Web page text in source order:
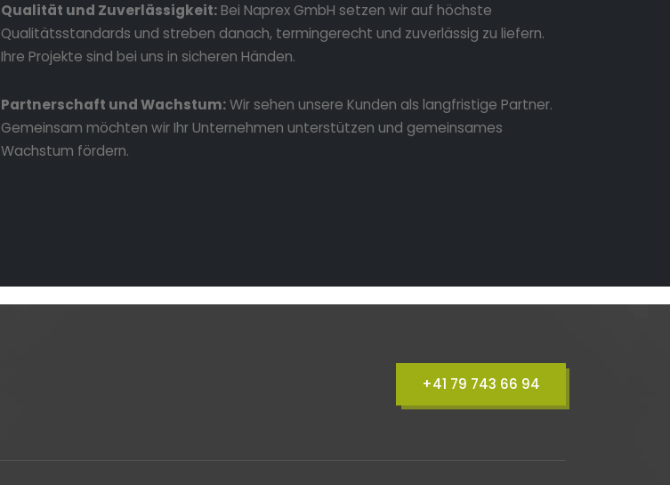
Qualität und Zuverlässigkeit:Bei Naprex GmbH setzen wir auf höchste
Qualitätsstandards und streben danach, termingerecht und zuverlässig zu liefern.
Ihre Projekte sind bei uns in sicheren Händen.
Partnerschaft und Wachstum:Wir sehen unsere Kunden als langfristige Partner.
Gemeinsam möchten wir Ihr Unternehmen unterstützen und gemeinsames
Wachstum fördern.
+41 79 743 66 94